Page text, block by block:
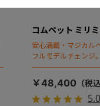
コムペット ミリミ
安心満載・マジカル
フルモデルチェンジ
ディング」搭載
￥48,400
5.0